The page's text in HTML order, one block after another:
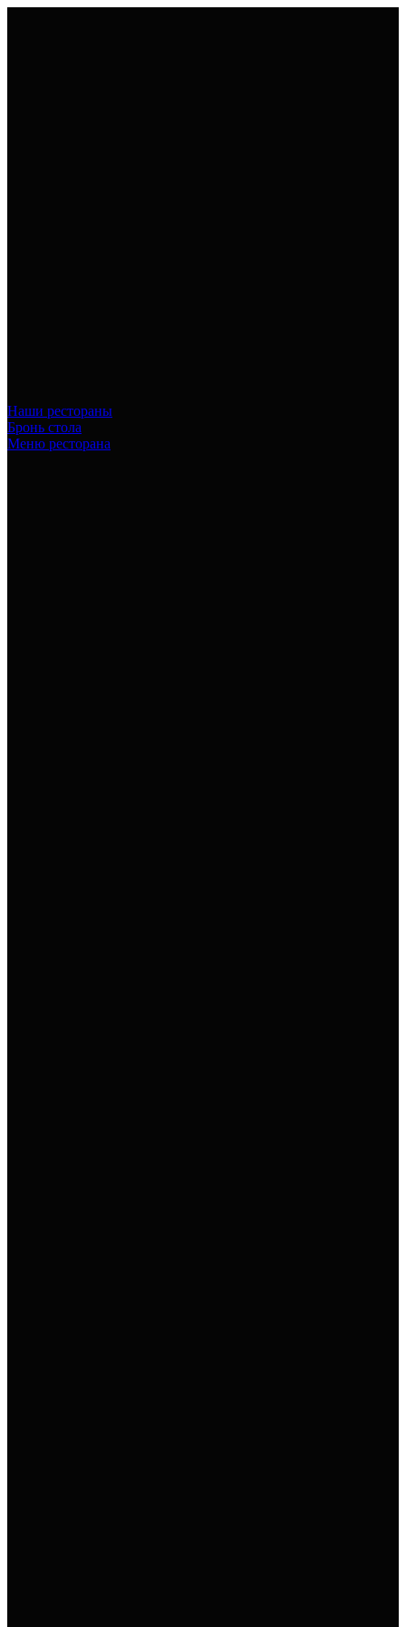
Наши рестораны
Бронь стола
Меню ресторана